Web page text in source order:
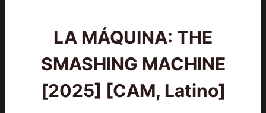
LA MÁQUINA: THE
SMASHING MACHINE
[2025] [CAM, Latino]